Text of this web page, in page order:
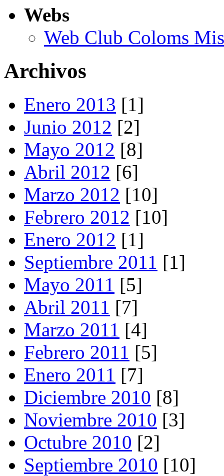
Webs
Web Club Coloms
Archivos
Enero 2013 [1]
Junio 2012 [2]
Mayo 2012 [8]
Abril 2012 [6]
Marzo 2012 [10]
Febrero 2012 [10]
Enero 2012 [1]
Septiembre 2011 [1]
Mayo 2011 [5]
Abril 2011 [7]
Marzo 2011 [4]
Febrero 2011 [5]
Enero 2011 [7]
Diciembre 2010 [8]
Noviembre 2010 [3]
Octubre 2010 [2]
Septiembre 2010 [10]